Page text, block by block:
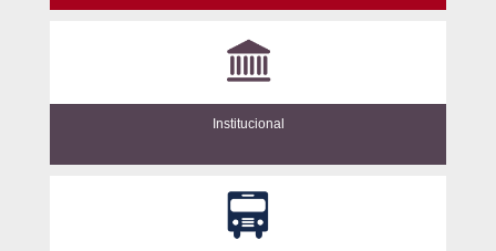
Institucional